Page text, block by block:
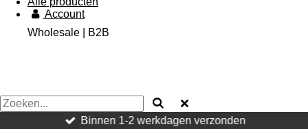
Account
Wholesale | B2B
Binnen 1-2 werkdagen verzonden